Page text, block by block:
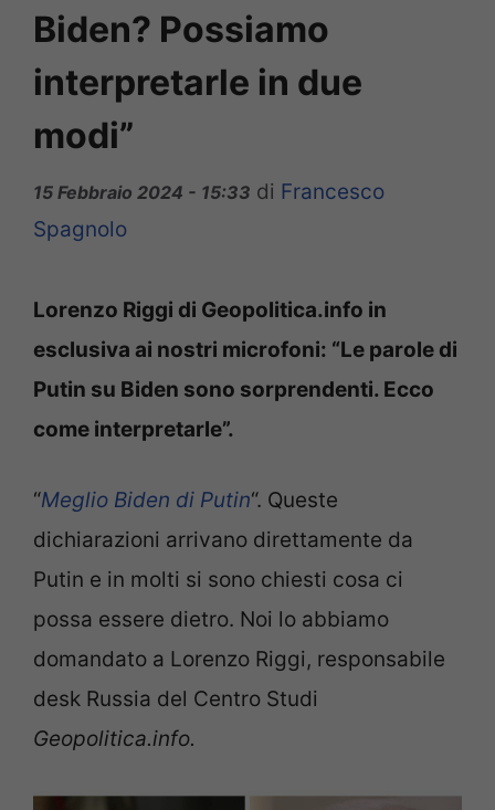
Biden? Possiamo
interpretarle in due
modi”
15 Febbraio 2024 - 15:33 di Francesco
Spagnolo
Lorenzo Riggi di Geopolitica.info in
esclusiva ai nostri microfoni: “Le parole di
Putin su Biden sono sorprendenti. Ecco
come interpretarle”.
“Meglio Biden di Putin“. Queste
dichiarazioni arrivano direttamente da
Putin e in molti si sono chiesti cosa ci
possa essere dietro. Noi lo abbiamo
domandato a Lorenzo Riggi, responsabile
desk Russia del Centro Studi
Geopolitica.info.